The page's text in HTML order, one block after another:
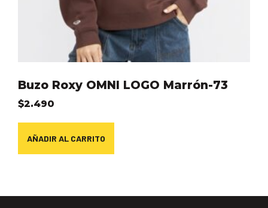
Buzo Roxy OMNI LOGO Marrón-73
$2.490
AÑADIR AL CARRITO